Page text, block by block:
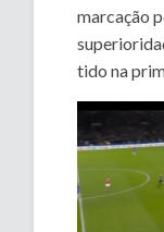
marcação
tido na